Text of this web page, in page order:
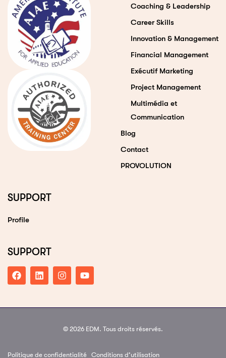
Coaching & Leadership
Career Skills
Innovation & Management
Financial Management
Exécutif Marketing
Project Management
Multimédia et
Communication
Blog
Contact
PROVOLUTION
SUPPORT
Profile
SUPPORT
© 2026 EDM. Tous droits réservés.
Politique de confidentialité Conditions d’utilisation